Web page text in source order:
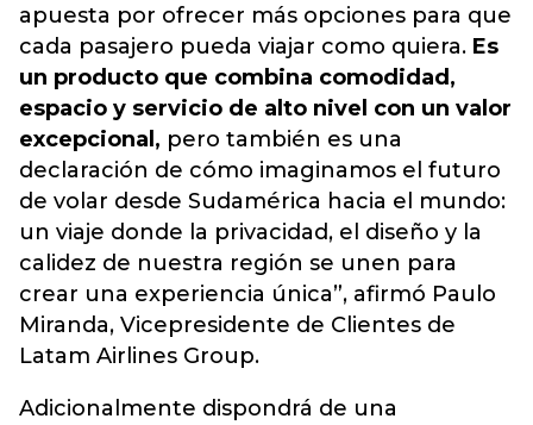
apuesta por ofrecer más opciones para que
cada pasajero pueda viajar como quiera. Es
un producto que combina comodidad,
espacio y servicio de alto nivel con un valor
excepcional, pero también es una
declaración de cómo imaginamos el futuro
de volar desde Sudamérica hacia el mundo:
un viaje donde la privacidad, el diseño y la
calidez de nuestra región se unen para
crear una experiencia única”, afirmó Paulo
Miranda, Vicepresidente de Clientes de
Latam Airlines Group.
Adicionalmente dispondrá de una